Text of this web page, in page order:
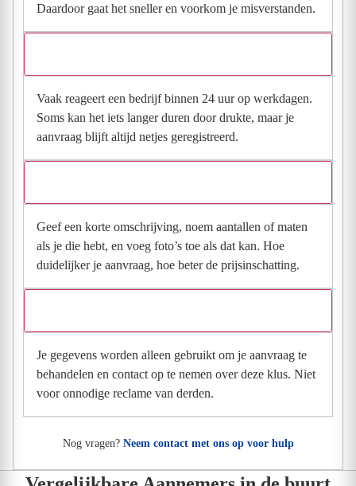
Daardoor gaat het sneller en voorkom je misverstanden.
Vaak reageert een bedrijf binnen 24 uur op werkdagen.
Soms kan het iets langer duren door drukte, maar je
aanvraag blijft altijd netjes geregistreerd.
Geef een korte omschrijving, noem aantallen of maten
als je die hebt, en voeg foto’s toe als dat kan. Hoe
duidelijker je aanvraag, hoe beter de prijsinschatting.
Je gegevens worden alleen gebruikt om je aanvraag te
behandelen en contact op te nemen over deze klus. Niet
voor onnodige reclame van derden.
Nog vragen? Neem contact met ons op voor hulp